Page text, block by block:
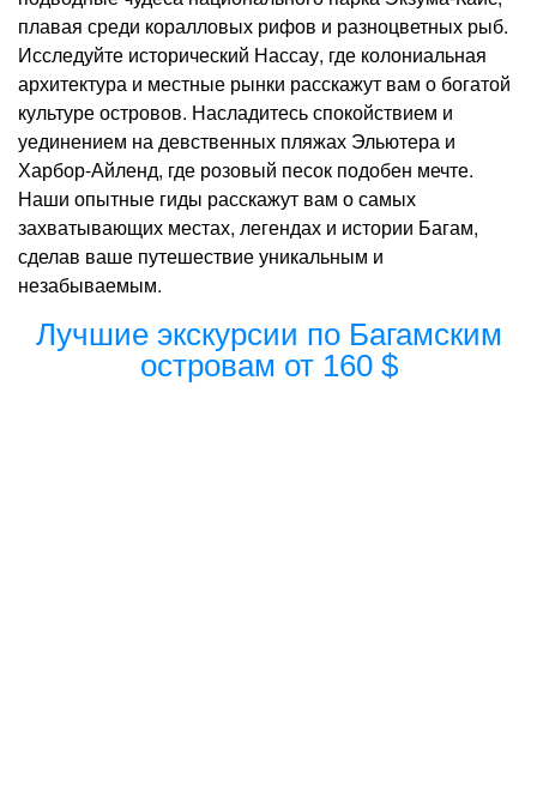
плавая среди коралловых рифов и разноцветных рыб.
Исследуйте исторический Нассау, где колониальная
архитектура и местные рынки расскажут вам о богатой
культуре островов. Насладитесь спокойствием и
уединением на девственных пляжах Эльютера и
Харбор-Айленд, где розовый песок подобен мечте.
Наши опытные гиды расскажут вам о самых
захватывающих местах, легендах и истории Багам,
сделав ваше путешествие уникальным и
незабываемым.
Лучшие экскурсии по Багамским
островам от 160 $